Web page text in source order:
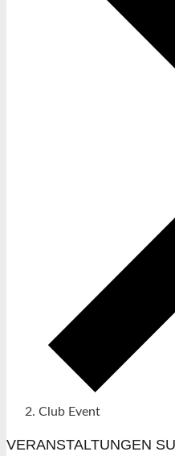
Club Event
VERANSTALTUNGEN
VERANSTALTUNGEN